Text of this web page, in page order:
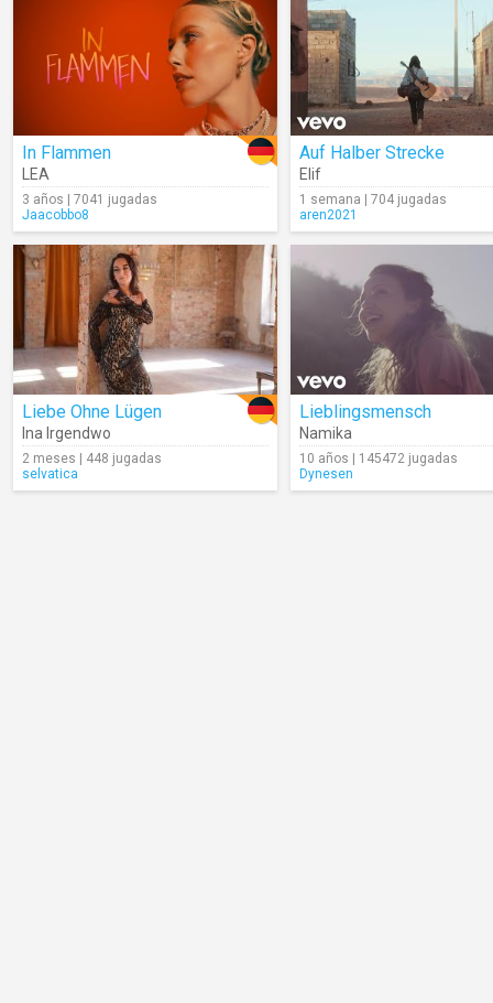
In Flammen
LEA
3 años | 7041 jugadas
Jaacobbo8
Auf Halber Strecke
Elif
1 semana | 704 jugadas
aren2021
Liebe Ohne Lügen
Ina Irgendwo
2 meses | 448 jugadas
selvatica
Lieblingsmensch
Namika
10 años | 145472 jugadas
Dynesen